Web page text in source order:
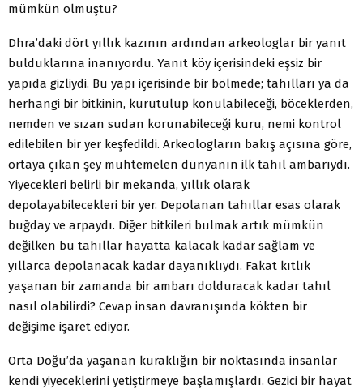
mümkün olmuştu?
Dhra’daki dört yıllık kazının ardından arkeologlar bir yanıt
bulduklarına inanıyordu. Yanıt köy içerisindeki eşsiz bir
yapıda gizliydi. Bu yapı içerisinde bir bölmede; tahılları ya da
herhangi bir bitkinin, kurutulup konulabileceği, böceklerden,
nemden ve sızan sudan korunabileceği kuru, nemi kontrol
edilebilen bir yer keşfedildi. Arkeologların bakış açısına göre,
ortaya çıkan şey muhtemelen dünyanın ilk tahıl ambarıydı.
Yiyecekleri belirli bir mekanda, yıllık olarak
depolayabilecekleri bir yer. Depolanan tahıllar esas olarak
buğday ve arpaydı. Diğer bitkileri bulmak artık mümkün
değilken bu tahıllar hayatta kalacak kadar sağlam ve
yıllarca depolanacak kadar dayanıklıydı. Fakat kıtlık
yaşanan bir zamanda bir ambarı dolduracak kadar tahıl
nasıl olabilirdi? Cevap insan davranışında kökten bir
değişime işaret ediyor.
Orta Doğu’da yaşanan kuraklığın bir noktasında insanlar
kendi yiyeceklerini yetiştirmeye başlamışlardı. Gezici bir hayat